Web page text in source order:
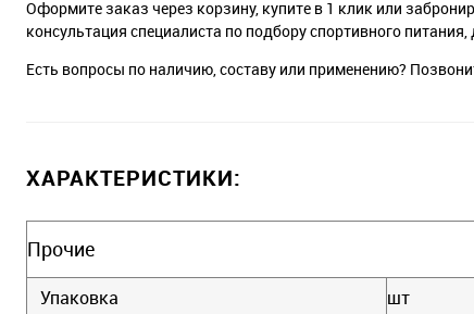
Оформите заказ через корзину, купите в 1 клик или
консультация специалиста по подбору спортивного
Есть вопросы по наличию, составу или применению?
ХАРАКТЕРИСТИКИ:
Прочие
Упаковка
шт